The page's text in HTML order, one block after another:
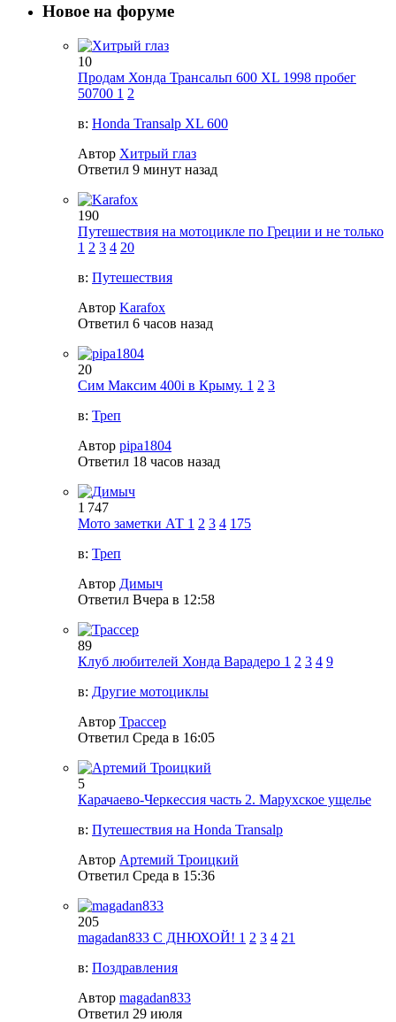
Новое на форуме
10
Продам Хонда Трансальп 600 XL 1998 пробег
50700 1 2
в: Honda Transalp XL 600
Автор Хитрый глаз
Ответил 9 минут назад
190
Путешествия на мотоцикле по Греции и не только
1 2 3 4 20
в: Путешествия
Автор Karafox
Ответил 6 часов назад
20
Сим Максим 400i в Крыму. 1 2 3
в: Треп
Автор pipa1804
Ответил 18 часов назад
1 747
Мото заметки АТ 1 2 3 4 175
в: Треп
Автор Димыч
Ответил Вчера в 12:58
89
Клуб любителей Хонда Варадеро 1 2 3 4 9
в: Другие мотоциклы
Автор Трассер
Ответил Среда в 16:05
5
Карачаево-Черкессия часть 2. Марухское ущелье
в: Путешествия на Honda Transalp
Автор Артемий Троицкий
Ответил Среда в 15:36
205
magadan833 С ДНЮХОЙ! 1 2 3 4 21
в: Поздравления
Автор magadan833
Ответил 29 июля